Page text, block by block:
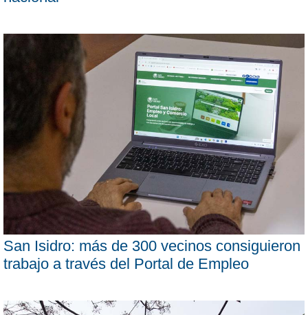
San Isidro: más de 300 vecinos consiguieron
trabajo a través del Portal de Empleo